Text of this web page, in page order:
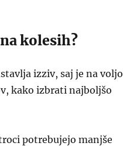
kolesih?
izziv, saj je na voljo
kako izbrati najboljšo
potrebujejo manjše